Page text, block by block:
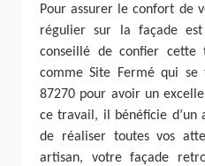
Pour assurer le confort de
régulier sur la façade
conseillé de confier cette
comme Site Fermé qui se
87270 pour avoir un
ce travail, il bénéficie d’un
de réaliser toutes vos
artisan, votre façade